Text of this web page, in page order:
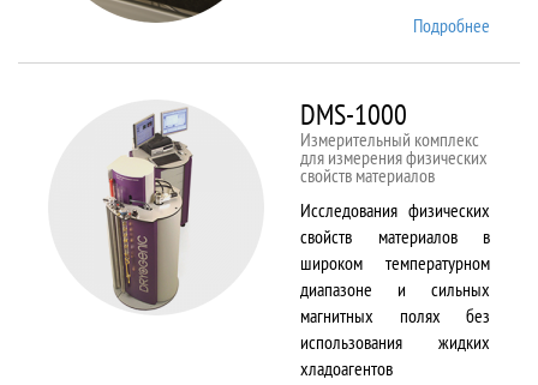
Подробнее
DMS-1000
Измерительный комплекс
для измерения физических
свойств материалов
Исследования физических
свойств материалов в
широком температурном
диапазоне и сильных
магнитных полях без
использования жидких
хладоагентов